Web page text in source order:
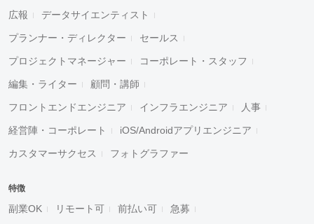
広報 データサイエンティスト
プランナー・ディレクター セールス
プロジェクトマネージャー コーポレート・スタッフ
編集・ライター 顧問・講師
フロントエンドエンジニア インフラエンジニア 人事
経営陣・コーポレート iOS/Androidアプリエンジニア
カスタマーサクセス フォトグラファー
特徴
副業OK リモート可 前払い可 急募